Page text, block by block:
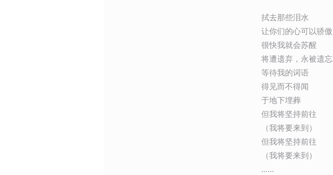
拭去那些泪水
让你们的心可以骄傲
很快我就会苏醒
将遭遗弃，永被遗忘
等待我的词语
得见而不得闻
于地下埋葬
但我将坚持前往
（我将要来到）
但我将坚持前往
（我将要来到）
……